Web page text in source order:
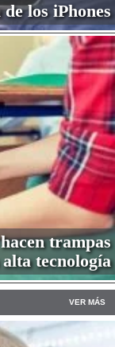
los iPhones
trampas
tecnología
VER MÁS